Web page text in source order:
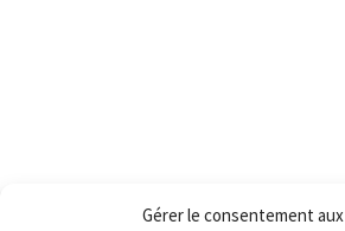
Gérer le consentement aux
Frais de transport